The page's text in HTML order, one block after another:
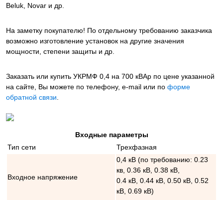
Beluk, Novar и др.
На заметку покупателю! По отдельному требованию заказчика
возможно изготовление установок на другие значения
мощности, степени защиты и др.
Заказать или купить УКРМФ 0,4 на 700 кВАр по цене указанной
на сайте, Вы можете по телефону, e-mail или по форме
обратной связи.
Входные параметры
Тип сети
Трехфазная
Входное напряжение
0,4 кВ (по требованию: 0.23
кв, 0.36 кВ, 0.38 кВ,
0.4 кВ, 0.44 кВ, 0.50 кВ, 0.52
кВ, 0.69 кВ)